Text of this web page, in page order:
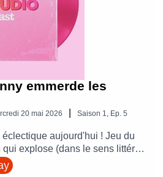
emmerde les
20 mai 2026 Saison 1, Ep. 5
aujourd'hui ! Jeu du
qui explose (dans le sens littéral
Disney, Frames Festival,